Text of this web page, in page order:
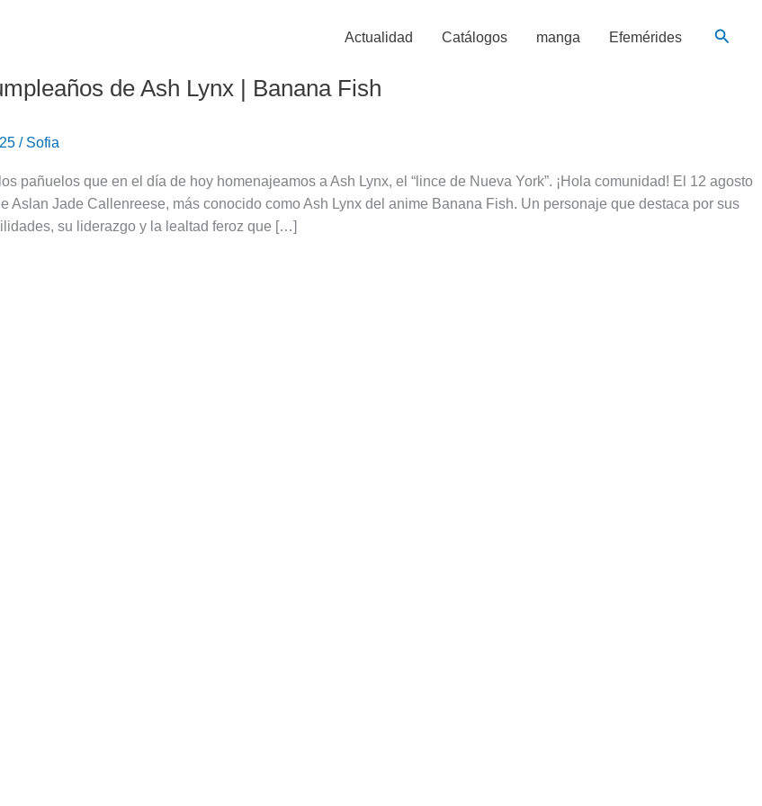
Actualidad Catálogos manga Efemérides
de Ash Lynx | Banana Fish
/ Sofia
pañuelos que en el día de hoy homenajeamos a Ash Lynx, el “lince de Nueva York”. ¡Hola comunidad! El 12 agosto
Aslan Jade Callenreese, más conocido como Ash Lynx del anime Banana Fish. Un personaje que destaca por sus
su liderazgo y la lealtad feroz que […]